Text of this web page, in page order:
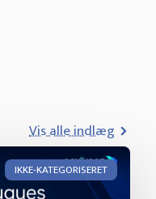
Vis alle indlæg
IKKE-KATEGORISERET